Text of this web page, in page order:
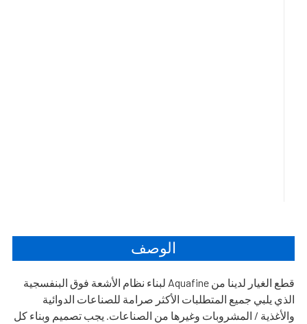
الوصف
قطع الغيار لدينا من Aquafine لبناء نظام الأشعة فوق البنفسجية
الذي يلبي جميع المتطلبات الأكثر صرامة للصناعات الدوائية
والأغذية / المشروبات وغيرها من الصناعات. يجب تصميم وبناء كل